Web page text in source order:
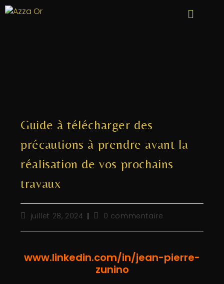
Guide à télécharger des
précautions à prendre avant la
réalisation de vos prochains
travaux
juillet 28, 2024 0 commentaire
www.linkedin.com/in/jean-pierre-
zunino